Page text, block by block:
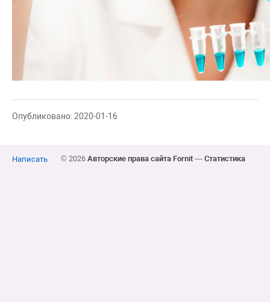
Опубликовано: 2020-01-16
Написать © 2026 Авторские права сайта Fornit— Статистика